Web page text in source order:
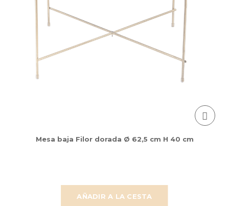
AÑADIR A LA CESTA
Mesa baja Filor dorada Ø 62,5 cm H 40 cm